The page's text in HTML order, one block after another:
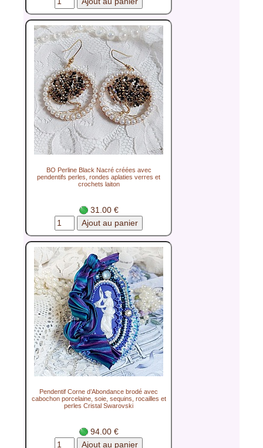
BO Perline Black Nacré créées avec
pendentifs perles, rondes aplaties verres et
crochets laiton
31.00 €
Pendentif Corne d’Abondance brodé avec
cabochon porcelaine, soie, sequins, rocailles et
perles Cristal Swarovski
94.00 €